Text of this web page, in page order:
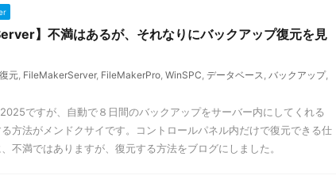
】不満はあるが、それなりにバックアップ復元を見
復元, FileMakerServer, FileMakerPro, WinSPC, データベース, バックアップ,
ですが、自動で８日間のバックアップをサーバー内にしてくれる
方法がメンドクサイです。コントロールパネル内だけで復元できる仕
不満ではありますが、復元する方法をブログにしました。